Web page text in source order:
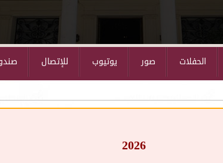
للإتصال يوتيوب صور الحفلات
2026